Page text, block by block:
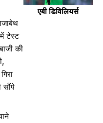
टेस्ट
की
सौंपे
एबी डिविलियर्स